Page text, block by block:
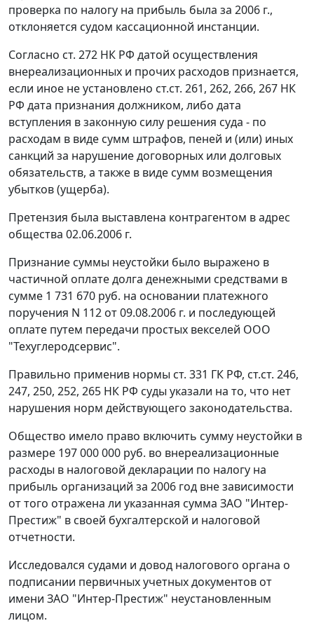
проверка по налогу на прибыль была за 2006 г.,
отклоняется судом кассационной инстанции.
Согласно ст. 272 НК РФ датой осуществления
внереализационных и прочих расходов признается,
если иное не установлено ст.ст. 261, 262, 266, 267 НК
РФ дата признания должником, либо дата
вступления в законную силу решения суда - по
расходам в виде сумм штрафов, пеней и (или) иных
санкций за нарушение договорных или долговых
обязательств, а также в виде сумм возмещения
убытков (ущерба).
Претензия была выставлена контрагентом в адрес
общества 02.06.2006 г.
Признание суммы неустойки было выражено в
частичной оплате долга денежными средствами в
сумме 1 731 670 руб. на основании платежного
поручения N 112 от 09.08.2006 г. и последующей
оплате путем передачи простых векселей ООО
"Техуглеродсервис".
Правильно применив нормы ст. 331 ГК РФ, ст.ст. 246,
247, 250, 252, 265 НК РФ суды указали на то, что нет
нарушения норм действующего законодательства.
Общество имело право включить сумму неустойки в
размере 197 000 000 руб. во внереализационные
расходы в налоговой декларации по налогу на
прибыль организаций за 2006 год вне зависимости
от того отражена ли указанная сумма ЗАО "Интер-
Престиж" в своей бухгалтерской и налоговой
отчетности.
Исследовался судами и довод налогового органа о
подписании первичных учетных документов от
имени ЗАО "Интер-Престиж" неустановленным
лицом.